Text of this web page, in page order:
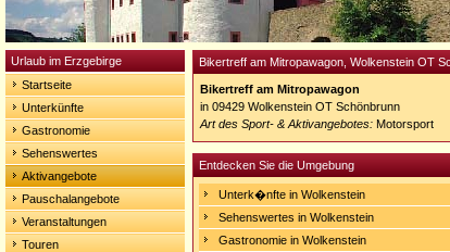
Urlaub im Erzgebirge
Startseite
Unterkünfte
Gastronomie
Sehenswertes
Aktivangebote
Pauschalangebote
Veranstaltungen
Touren
Bikertreff am Mitropawagon, Wolkenstein OT
Bikertreff am Mitropawagon
in 09429 Wolkenstein OT Schönbrunn
Art des Sport- & Aktivangebotes: Motorsport
Entdecken Sie die Umgebung
Unterk�nfte in Wolkenstein
Sehenswertes in Wolkenstein
Gastronomie in Wolkenstein